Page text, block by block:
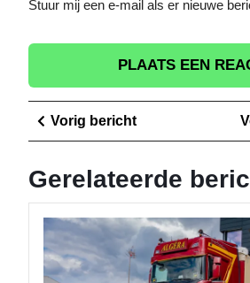
Stuur mij een e-mail als er nieuwe
Berichtnavigatie
Vorig berichtVorig
bericht
Gerelateerde